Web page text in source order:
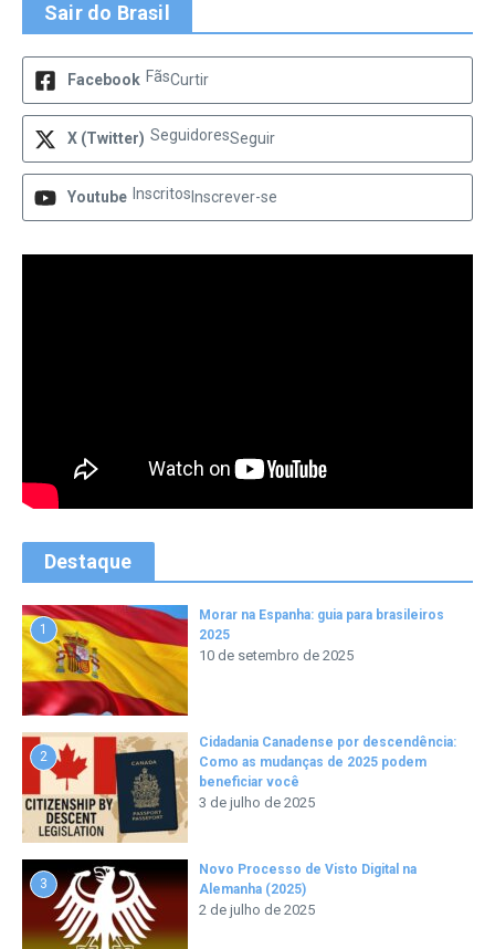
Sair do Brasil
Facebook FãsCurtir
X (Twitter) SeguidoresSeguir
Youtube Inscritos Inscrever-se
Destaque
1
Morar na Espanha: guia para brasileiros
2025
10 de setembro de 2025
2
Cidadania Canadense por descendência:
Como as mudanças de 2025 podem
beneficiar você
3 de julho de 2025
3
Novo Processo de Visto Digital na
Alemanha (2025)
2 de julho de 2025